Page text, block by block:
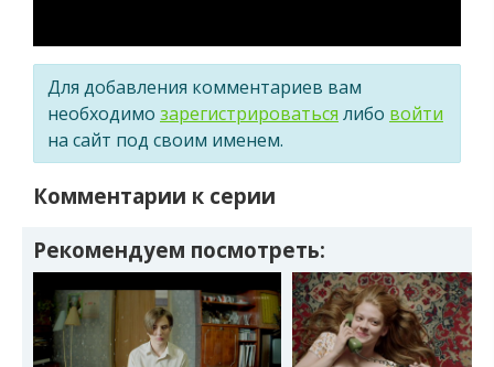
Для добавления комментариев вам
необходимо зарегистрироваться либо войти
на сайт под своим именем.
Комментарии к серии
Рекомендуем посмотреть: